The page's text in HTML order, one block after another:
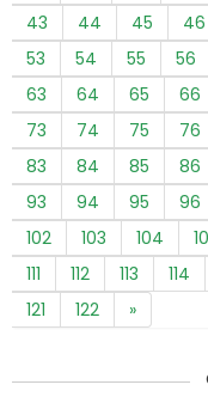
43
44 45 46
53
54 55 56
63
64 65 66
73
74 75 76
83
84 85 86
93
94 95 96
102
103 104
111
112 113 114
121
122 »